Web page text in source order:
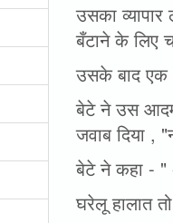
उसका
बँटाने के लिए
उसके बाद एक
बेटे ने उस
जवाब दिया ,
बेटे ने कहा - "
घरेलू हालात